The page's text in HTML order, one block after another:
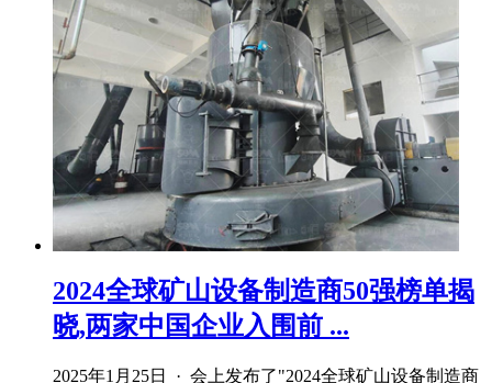
2024全球矿山设备制造商50强榜单揭
晓,两家中国企业入围前 ...
2025年1月25日 · 会上发布了"2024全球矿山设备制造商